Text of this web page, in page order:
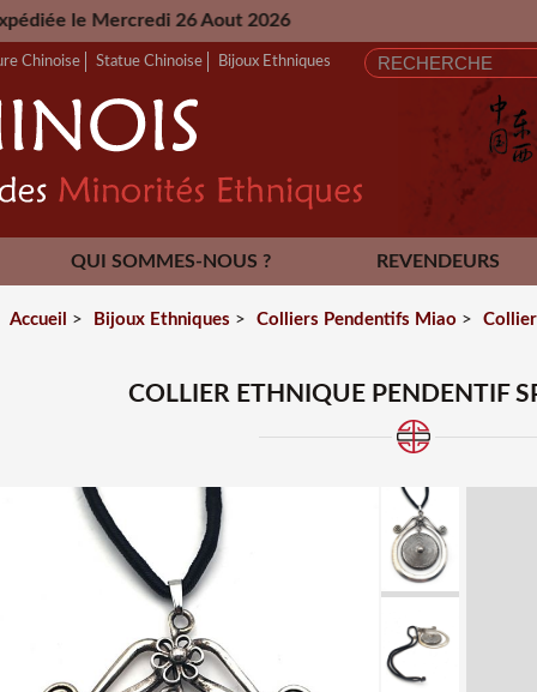
26 Aout 2026
Chinoise Statue Chinoise Bijoux Ethniques
QUI SOMMES-NOUS ? REVENDEURS
CONTACT
Accueil > Bijoux Ethniques > Colliers Pendentifs Miao >
COLLIER ETHNIQUE PENDENTIF